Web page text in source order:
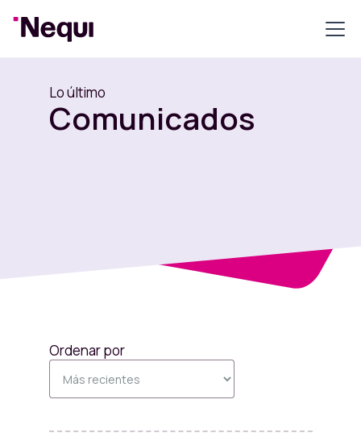
Lo último
Comunicados
Ordenar por